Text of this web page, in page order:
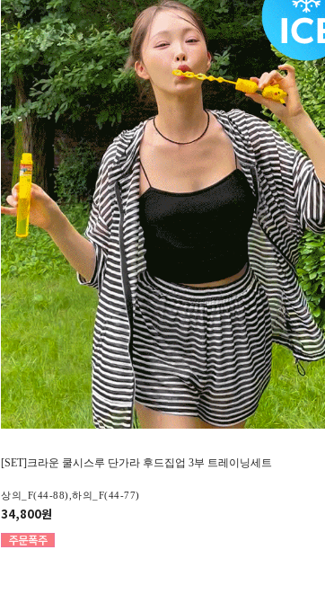
[SET]크라운 쿨시스루 단가라 후드집업 3부 트레이닝세트
상의_F(44-88),하의_F(44-77)
34,800원